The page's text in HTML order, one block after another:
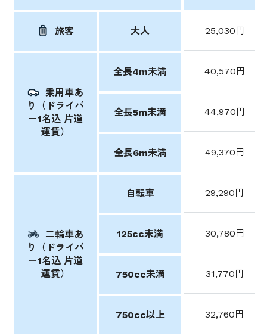
旅客 大人 25,030円
乗用車あ
り（ドライバ
ー1名込 片道
運賃）
全長4m未満 40,570円
全長5m未満 44,970円
全長6m未満 49,370円
二輪車あ
り（ドライバ
ー1名込 片道
運賃）
自転車 29,290円
125cc未満 30,780円
750cc未満 31,770円
750cc以上 32,760円